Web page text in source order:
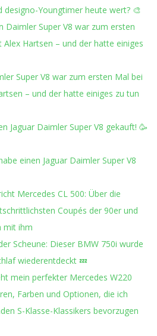
designo-Youngtimer heute wert? 🎨
Daimler Super V8 war zum ersten
Alex Hartsen – und der hatte einiges
Super V8 war zum ersten Mal bei
– und der hatte einiges zu tun
Jaguar Daimler Super V8 gekauft! 🥳
einen Jaguar Daimler Super V8
Mercedes CL 500: Über die
Coupés der 90er und
mit ihm
Scheune: Dieser BMW 750i wurde
wiederentdeckt 💤
mein perfekter Mercedes W220
Farben und Optionen, die ich
S-Klasse-Klassikers bevorzugen